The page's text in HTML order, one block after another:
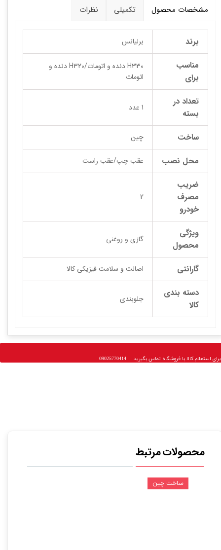
مشخصات محصول تکمیلی نظرات
برند برلیانس
مناسب
برای
H330 دنده و اتومات/H320 دنده و
اتومات
تعداد در
بسته
1 عدد
ساخت چین
محل نصب عقب چپ/عقب راست
ضریب
مصرف
خودرو
2
ویژگی
محصول
گازی و روغنی
گارانتی اصالت و سلامت فیزیکی کالا
دسته بندی
کالا
جلوبندی
استعلام کالا با فروشگاه تماس بگیرید 09025770414
محصولات مرتبط
ساخت چین